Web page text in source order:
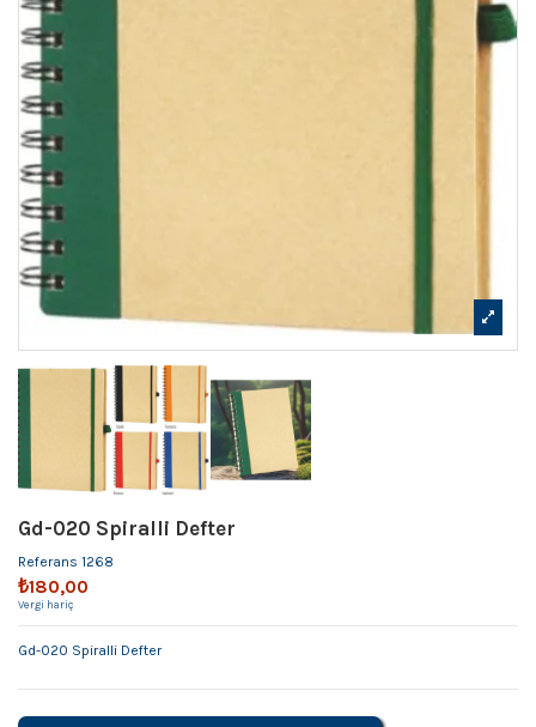
Gd-020 Spiralli Defter
Referans 1268
₺180,00
Vergi hariç
Gd-020 Spiralli Defter